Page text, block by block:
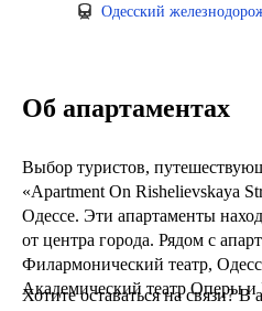
Одесский
Об апартаментах
Выбор туристов,
«Apartment On Rishelievskaya
Одессе. Эти апартаменты
от центра города. Рядом с
Филармонический театр,
Академический театр Оперы и
Хотите оставаться на связи? В